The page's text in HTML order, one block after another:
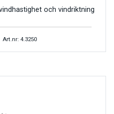
och vindriktning
Art.nr: 4.3250